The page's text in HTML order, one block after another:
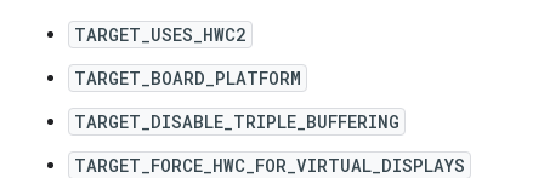
TARGET_USES_HWC2
TARGET_BOARD_PLATFORM
TARGET_DISABLE_TRIPLE_BUFFERING
TARGET_FORCE_HWC_FOR_VIRTUAL_DISPLAYS